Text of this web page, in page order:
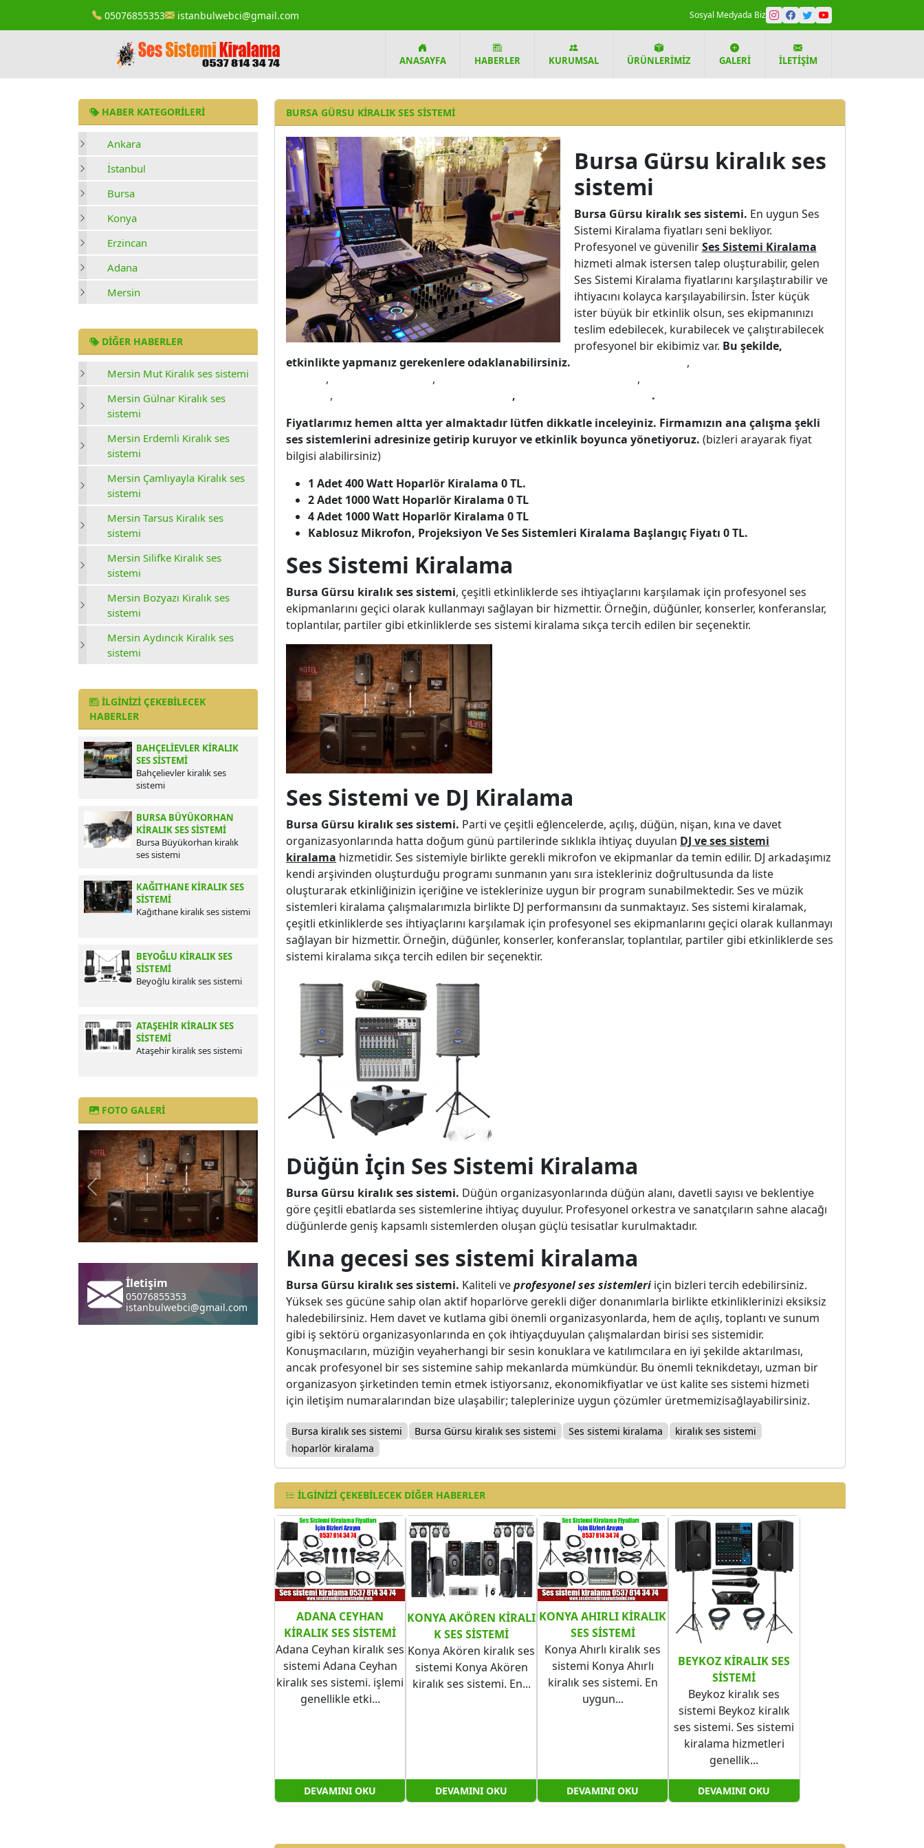
05076855353 istanbulwebci@gmail.com Sosyal Medyada Biz
ANASAYFA HABERLER KURUMSAL ÜRÜNLERIMIZ GALERI İLETIŞIM
HABER KATEGORILERI
Ankara
İstanbul
Bursa
Konya
Erzincan
Adana
Mersin
DIĞER HABERLER
Mersin Mut Kiralık ses sistemi
Mersin Gülnar Kiralık ses
sistemi
Mersin Erdemli Kiralık ses
sistemi
Mersin Çamlıyayla Kiralık ses
sistemi
Mersin Tarsus Kiralık ses
sistemi
Mersin Silifke Kiralık ses
sistemi
Mersin Bozyazı Kiralık ses
sistemi
Mersin Aydıncık Kiralık ses
sistemi
İLGINIZI ÇEKEBILECEK
HABERLER
BAHÇELIEVLER KIRALIK
SES SISTEMI
Bahçelievler kiralık ses
sistemi
BURSA BÜYÜKORHAN
KIRALIK SES SISTEMI
Bursa Büyükorhan kiralık
ses sistemi
KAĞITHANE KIRALIK SES
SISTEMI
Kağıthane kiralık ses sistemi
BEYOĞLU KIRALIK SES
SISTEMI
Beyoğlu kiralık ses sistemi
ATAŞEHIR KIRALIK SES
SISTEMI
Ataşehir kiralık ses sistemi
FOTO GALERI
Önceki Sonraki
İletişim
05076855353
BURSA GÜRSU KIRALIK SES SISTEMI
Bursa Gürsu kiralık ses
sistemi
Bursa Gürsu kiralık ses sistemi. En uygun Ses
Sistemi Kiralama fiyatları seni bekliyor.
Profesyonel ve güvenilirSes Sistemi Kiralama
hizmeti almak istersen talep oluşturabilir, gelen
Ses Sistemi Kiralama fiyatlarını karşılaştırabilir ve
ihtiyacını kolayca karşılayabilirsin. İster küçük
ister büyük bir etkinlik olsun, ses ekipmanınızı
teslim edebilecek, kurabilecek ve çalıştırabilecek
profesyonel bir ekibimiz var. Bu şekilde,
etkinlikte yapmanız gerekenlere odaklanabilirsiniz.
,
, , ,
, ,
.
Fiyatlarımız hemen altta yer almaktadır lütfen dikkatle inceleyiniz. Firmamızın ana çalışma şekli
ses sistemlerini adresinize getirip kuruyor ve etkinlik boyunca yönetiyoruz. (bizleri arayarak fiyat
bilgisi alabilirsiniz)
1 Adet 400 Watt Hoparlör Kiralama 0 TL.
2 Adet 1000 Watt Hoparlör Kiralama 0 TL
4 Adet 1000 Watt Hoparlör Kiralama 0 TL
Kablosuz Mikrofon, Projeksiyon Ve Ses Sistemleri Kiralama Başlangıç Fiyatı 0 TL.
Ses Sistemi Kiralama
Bursa Gürsu kiralık ses sistemi, çeşitli etkinliklerde ses ihtiyaçlarını karşılamak için profesyonel ses
ekipmanlarını geçici olarak kullanmayı sağlayan bir hizmettir. Örneğin, düğünler, konserler, konferanslar,
toplantılar, partiler gibi etkinliklerde ses sistemi kiralama sıkça tercih edilen bir seçenektir.
Ses Sistemi ve DJ Kiralama
Bursa Gürsu kiralık ses sistemi. Parti ve çeşitli eğlencelerde, açılış, düğün, nişan, kına ve davet
organizasyonlarında hatta doğum günü partilerinde sıklıkla ihtiyaç duyulan DJ ve ses sistemi
kiralama hizmetidir. Ses sistemiyle birlikte gerekli mikrofon ve ekipmanlar da temin edilir. DJ arkadaşımız
kendi arşivinden oluşturduğu programı sunmanın yanı sıra istekleriniz doğrultusunda da liste
oluşturarak etkinliğinizin içeriğine ve isteklerinize uygun bir program sunabilmektedir. Ses ve müzik
sistemleri kiralama çalışmalarımızla birlikte DJ performansını da sunmaktayız. Ses sistemi kiralamak,
çeşitli etkinliklerde ses ihtiyaçlarını karşılamak için profesyonel ses ekipmanlarını geçici olarak kullanmayı
sağlayan bir hizmettir. Örneğin, düğünler, konserler, konferanslar, toplantılar, partiler gibi etkinliklerde ses
sistemi kiralama sıkça tercih edilen bir seçenektir.
Düğün İçin Ses Sistemi Kiralama
Bursa Gürsu kiralık ses sistemi. Düğün organizasyonlarında düğün alanı, davetli sayısı ve beklentiye
göre çeşitli ebatlarda ses sistemlerine ihtiyaç duyulur. Profesyonel orkestra ve sanatçıların sahne alacağı
düğünlerde geniş kapsamlı sistemlerden oluşan güçlü tesisatlar kurulmaktadır.
Kına gecesi ses sistemi kiralama
Bursa Gürsu kiralık ses sistemi. Kaliteli veprofesyonel ses sistemleri için bizleri tercih edebilirsiniz.
Yüksek ses gücüne sahip olan aktif hoparlörve gerekli diğer donanımlarla birlikte etkinliklerinizi eksiksiz
haledebilirsiniz. Hem davet ve kutlama gibi önemli organizasyonlarda, hem de açılış, toplantı ve sunum
gibi iş sektörü organizasyonlarında en çok ihtiyaçduyulan çalışmalardan birisi ses sistemidir.
Konuşmacıların, müziğin veyaherhangi bir sesin konuklara ve katılımcılara en iyi şekilde aktarılması,
ancak profesyonel bir ses sistemine sahip mekanlarda mümkündür. Bu önemli teknikdetayı, uzman bir
organizasyon şirketinden temin etmek istiyorsanız, ekonomikfiyatlar ve üst kalite ses sistemi hizmeti
için iletişim numaralarından bize ulaşabilir; taleplerinize uygun çözümler üretmemizisağlayabilirsiniz.
Bursa kiralık ses sistemi Bursa Gürsu kiralık ses sistemi Ses sistemi kiralama
kiralık ses sistemi
hoparlör kiralama
İLGINIZI ÇEKEBILECEK DIĞER HABERLER
ADANA CEYHAN
KIRALIK SES SISTEMI
Adana Ceyhan kiralık ses
sistemi Adana Ceyhan
kiralık ses sistemi. işlemi
genellikle etki...
DEVAMINI OKU
KONYA AKÖREN KIRALI
K SES SISTEMI
Konya Akören kiralık ses
sistemi Konya Akören
kiralık ses sistemi. En...
DEVAMINI OKU
KONYA AHIRLI KIRALIK
SES SISTEMI
Konya Ahırlı kiralık ses
sistemi Konya Ahırlı
kiralık ses sistemi. En
uygun...
DEVAMINI OKU
BEYKOZ KIRALIK SES
SISTEMI
Beykoz kiralık ses
sistemi Beykoz kiralık
ses sistemi. Ses sistemi
kiralama hizmetleri
genellik...
DEVAMINI OKU